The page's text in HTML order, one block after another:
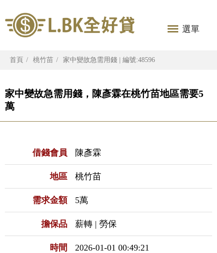
選單
首頁 桃竹苗 家中變故急需用錢 | 編號:48596
家中變故急需用錢，陳彥霖在桃竹苗地區需要5
萬
借錢會員 陳彥霖
地區 桃竹苗
需求金額 5萬
擔保品 薪轉 | 勞保
時間 2026-01-01 00:49:21